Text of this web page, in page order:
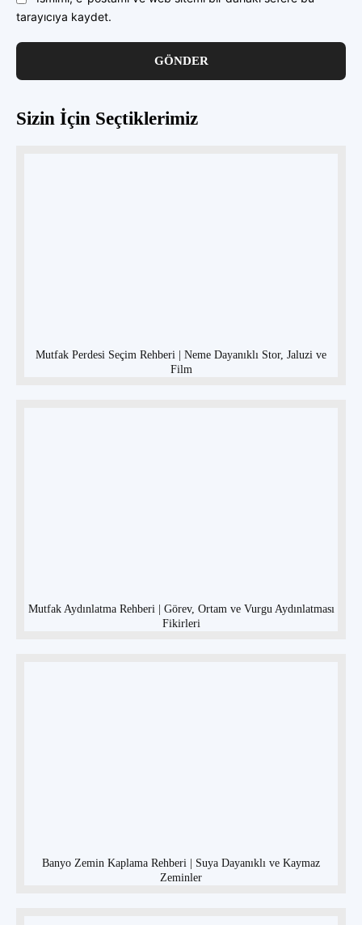
tarayıcıya kaydet.
Sizin İçin Seçtiklerimiz
Mutfak Perdesi Seçim Rehberi | Neme Dayanıklı Stor, Jaluzi ve
Film
Mutfak Aydınlatma Rehberi | Görev, Ortam ve Vurgu Aydınlatması
Fikirleri
Banyo Zemin Kaplama Rehberi | Suya Dayanıklı ve Kaymaz
Zeminler